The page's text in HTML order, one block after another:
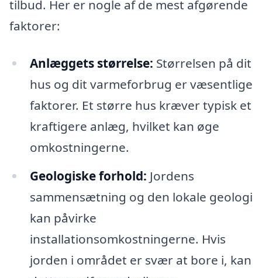
tilbud. Her er nogle af de mest afgørende
faktorer:
Anlæggets størrelse: Størrelsen på dit
hus og dit varmeforbrug er væsentlige
faktorer. Et større hus kræver typisk et
kraftigere anlæg, hvilket kan øge
omkostningerne.
Geologiske forhold: Jordens
sammensætning og den lokale geologi
kan påvirke
installationsomkostningerne. Hvis
jorden i området er svær at bore i, kan